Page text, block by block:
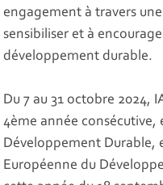
engagement à travers
sensibiliser et à
développement durable.
Du 7 au 31 octobre 2024,
4ème année consécutive,
Développement Durable,
Européenne du